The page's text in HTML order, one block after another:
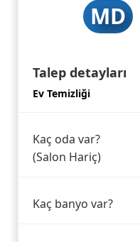
MD
Talep detayları
Ev Temizliği
Kaç oda var?
(Salon Hariç)
Kaç banyo var?